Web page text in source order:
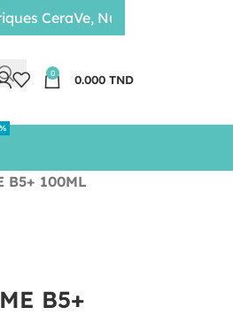
0 0.000 TND
B5+ 100ML
B5+
Nuxe, Bioderma •